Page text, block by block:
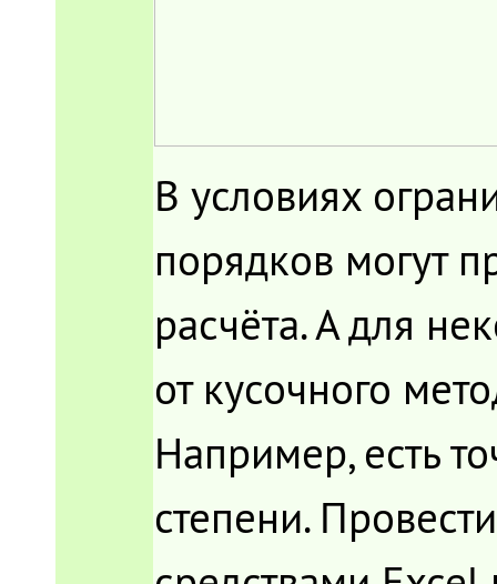
В условиях
порядков могут
расчёта. А для
от кусочного
Например, есть
степени.